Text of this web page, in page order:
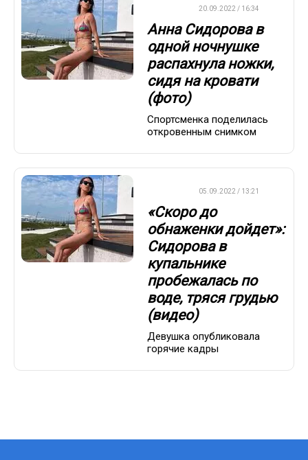
20.09.2022 / 16:34
Анна Сидорова в
одной ночнушке
распахнула ножки,
сидя на кровати
(фото)
Спортсменка поделилась
откровенным снимком
05.09.2022 / 13:21
«Скоро до
обнаженки дойдет»:
Сидорова в
купальнике
пробежалась по
воде, тряся грудью
(видео)
Девушка опубликовала
горячие кадры